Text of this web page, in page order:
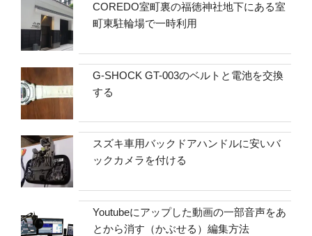
COREDO室町裏の福徳神社地下にある室
町東駐輪場で一時利用
G-SHOCK GT-003のベルトと電池を交換
する
スズキ車用バックドアハンドルに安いバ
ックカメラを付ける
Youtubeにアップした動画の一部音声をあ
とから消す（かぶせる）編集方法